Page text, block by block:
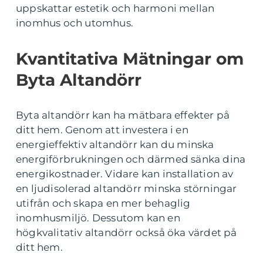
uppskattar estetik och harmoni mellan
inomhus och utomhus.
Kvantitativa Mätningar om
Byta Altandörr
Byta altandörr kan ha mätbara effekter på
ditt hem. Genom att investera i en
energieffektiv altandörr kan du minska
energiförbrukningen och därmed sänka dina
energikostnader. Vidare kan installation av
en ljudisolerad altandörr minska störningar
utifrån och skapa en mer behaglig
inomhusmiljö. Dessutom kan en
högkvalitativ altandörr också öka värdet på
ditt hem.